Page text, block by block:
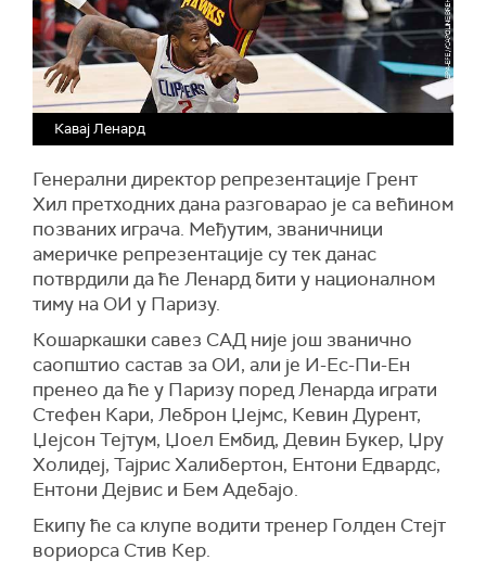
Кавај Ленард
Генерални директор репрезентације Грент
Хил претходних дана разговарао је са већином
позваних играча. Међутим, званичници
америчке репрезентације су тек данас
потврдили да ће Ленард бити у националном
тиму на ОИ у Паризу.
Кошаркашки савез САД није још званично
саопштио састав за ОИ, али је И-Ес-Пи-Ен
пренео да ће у Паризу поред Ленарда играти
Стефен Кари, Леброн Џејмс, Кевин Дурент,
Џејсон Тејтум, Џоел Ембид, Девин Букер, Џру
Холидеј, Тајрис Халибертон, Ентони Едвардс,
Ентони Дејвис и Бем Адебајо.
Екипу ће са клупе водити тренер Голден Стејт
вориорса Стив Кер.